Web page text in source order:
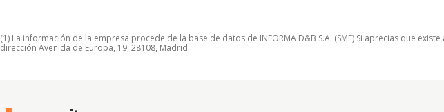
(1) La información de la empresa procede de la base de datos de INFORMA D&B S.A. (SME) Si aprecias que
dirección Avenida de Europa, 19, 28108, Madrid.